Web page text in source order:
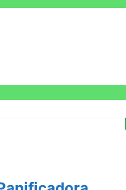
CARACTERÍSTICAS >